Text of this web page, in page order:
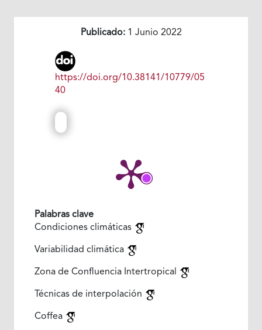
Publicado:1 Junio 2022
https://doi.org/10.38141/10779/05
40
Palabras clave
Condiciones climáticas
Variabilidad climática
Zona de Confluencia Intertropical
Técnicas de interpolación
Coffea